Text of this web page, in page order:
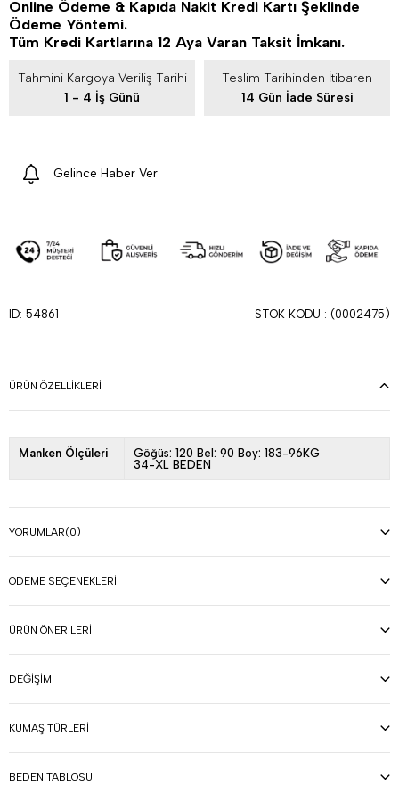
Online Ödeme & Kapıda Nakit Kredi Kartı Şeklinde
Ödeme Yöntemi.
Tüm Kredi Kartlarına 12 Aya Varan Taksit İmkanı.
Tahmini Kargoya Veriliş Tarihi
1 - 4 İş Günü
Teslim Tarihinden İtibaren
14 Gün İade Süresi
Gelince Haber Ver
ID: 54861 STOK KODU (0002475)
ÜRÜN ÖZELLIKLERI
Manken Ölçüleri
Göğüs: 120 Bel: 90 Boy: 183-96KG
34-XL BEDEN
YORUMLAR(0)
ÖDEME SEÇENEKLERI
ÜRÜN ÖNERILERI
DEĞIŞIM
KUMAŞ TÜRLERI
BEDEN TABLOSU